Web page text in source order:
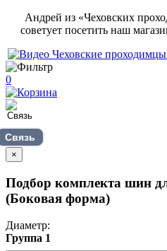
Андрей из «Чеховских
советует посетить наш
0
Связь
×
Подбор комплекта шин
(Боковая форма)
Диаметр:
Группа 1